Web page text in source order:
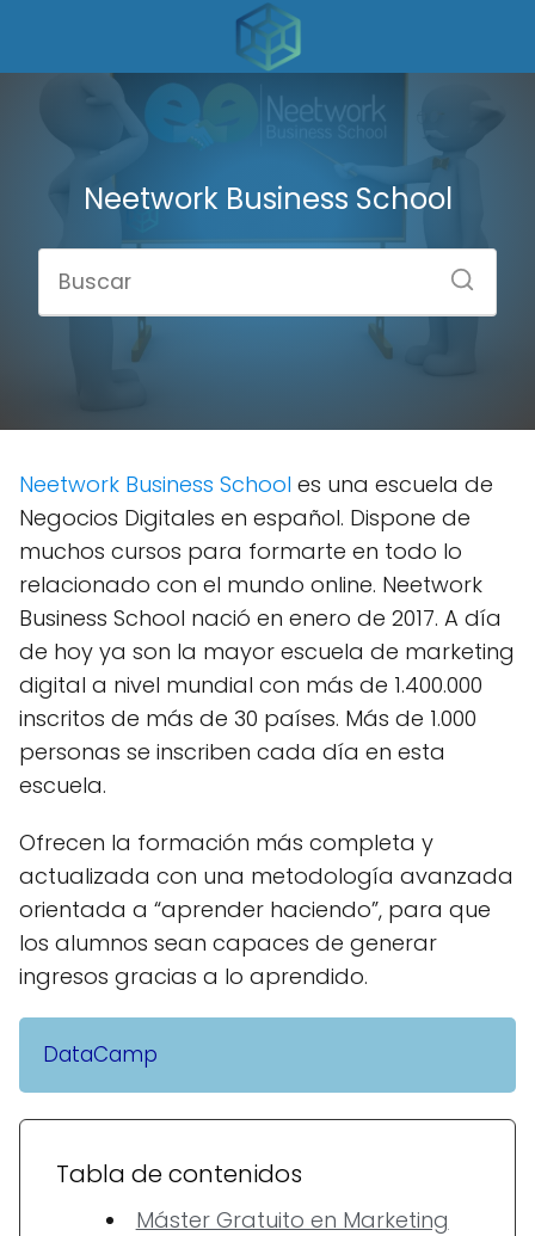
Neetwork Business School
Neetwork Business School es una escuela de
Negocios Digitales en español. Dispone de
muchos cursos para formarte en todo lo
relacionado con el mundo online. Neetwork
Business School nació en enero de 2017. A día
de hoy ya son la mayor escuela de marketing
digital a nivel mundial con más de 1.400.000
inscritos de más de 30 países. Más de 1.000
personas se inscriben cada día en esta
escuela.
Ofrecen la formación más completa y
actualizada con una metodología avanzada
orientada a “aprender haciendo”, para que
los alumnos sean capaces de generar
ingresos gracias a lo aprendido.
DataCamp
Tabla de contenidos
Máster Gratuito en Marketing